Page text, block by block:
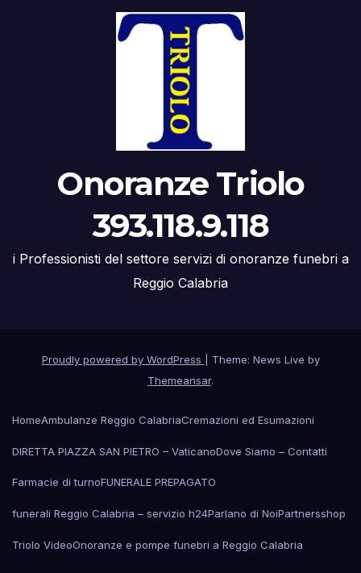
Onoranze Triolo
393.118.9.118
i Professionisti del settore servizi di onoranze funebri a
Reggio Calabria
Proudly powered by WordPress
Theme: News Live by
Themeansar.
HomeAmbulanze Reggio CalabriaCremazioni ed Esumazioni
DIRETTA PIAZZA SAN PIETRO – VaticanoDove Siamo – Contatti
Farmacie di turnoFUNERALE PREPAGATO
funerali Reggio Calabria – servizio h24Parlano di NoiPartnersshop
Triolo VideoOnoranze e pompe funebri a Reggio Calabria